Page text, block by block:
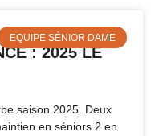
EQUIPE SÉNIOR DAME
: 2025 LE
saison 2025. Deux
en séniors 2 en